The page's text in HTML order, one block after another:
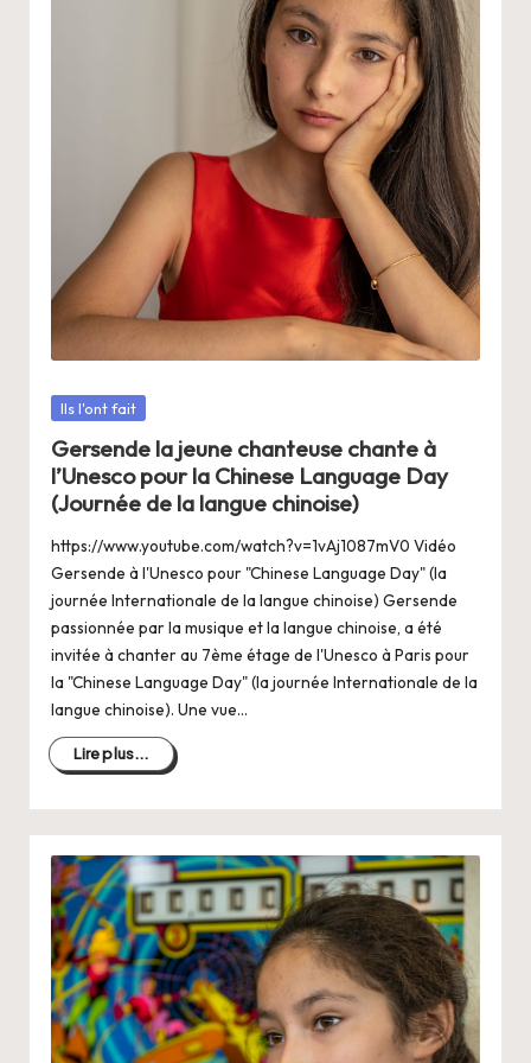
Posté
Ils l'ont fait
Gersende la jeune chanteuse chante à
l’Unesco pour la Chinese Language Day
(Journée de la langue chinoise)
https://www.youtube.com/watch?v=1vAj1087mV0 Vidéo
Gersende à l'Unesco pour "Chinese Language Day" (la
journée Internationale de la langue chinoise) Gersende
passionnée par la musique et la langue chinoise, a été
invitée à chanter au 7ème étage de l'Unesco à Paris pour
la "Chinese Language Day" (la journée Internationale de la
langue chinoise). Une vue…
Lire plus...